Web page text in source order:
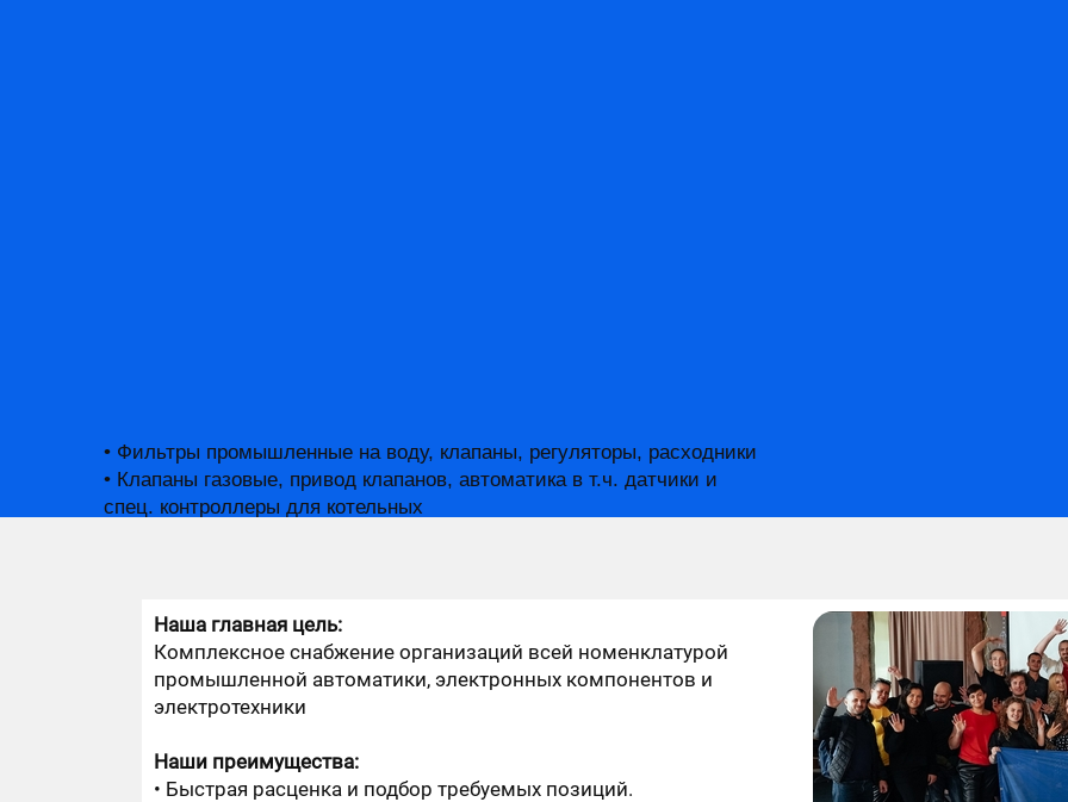
Главная
Оставить заявку
• Фильтры промышленные на воду, клапаны, регуляторы, расходники
• Клапаны газовые, привод клапанов, автоматика в т.ч. датчики и
спец. контроллеры для котельных
Наша главная цель:
Комплексное снабжение организаций всей номенклатурой
промышленной автоматики, электронных компонентов и
электротехники
Наши преимущества:
Быстрая расценка и подбор требуемых позиций.